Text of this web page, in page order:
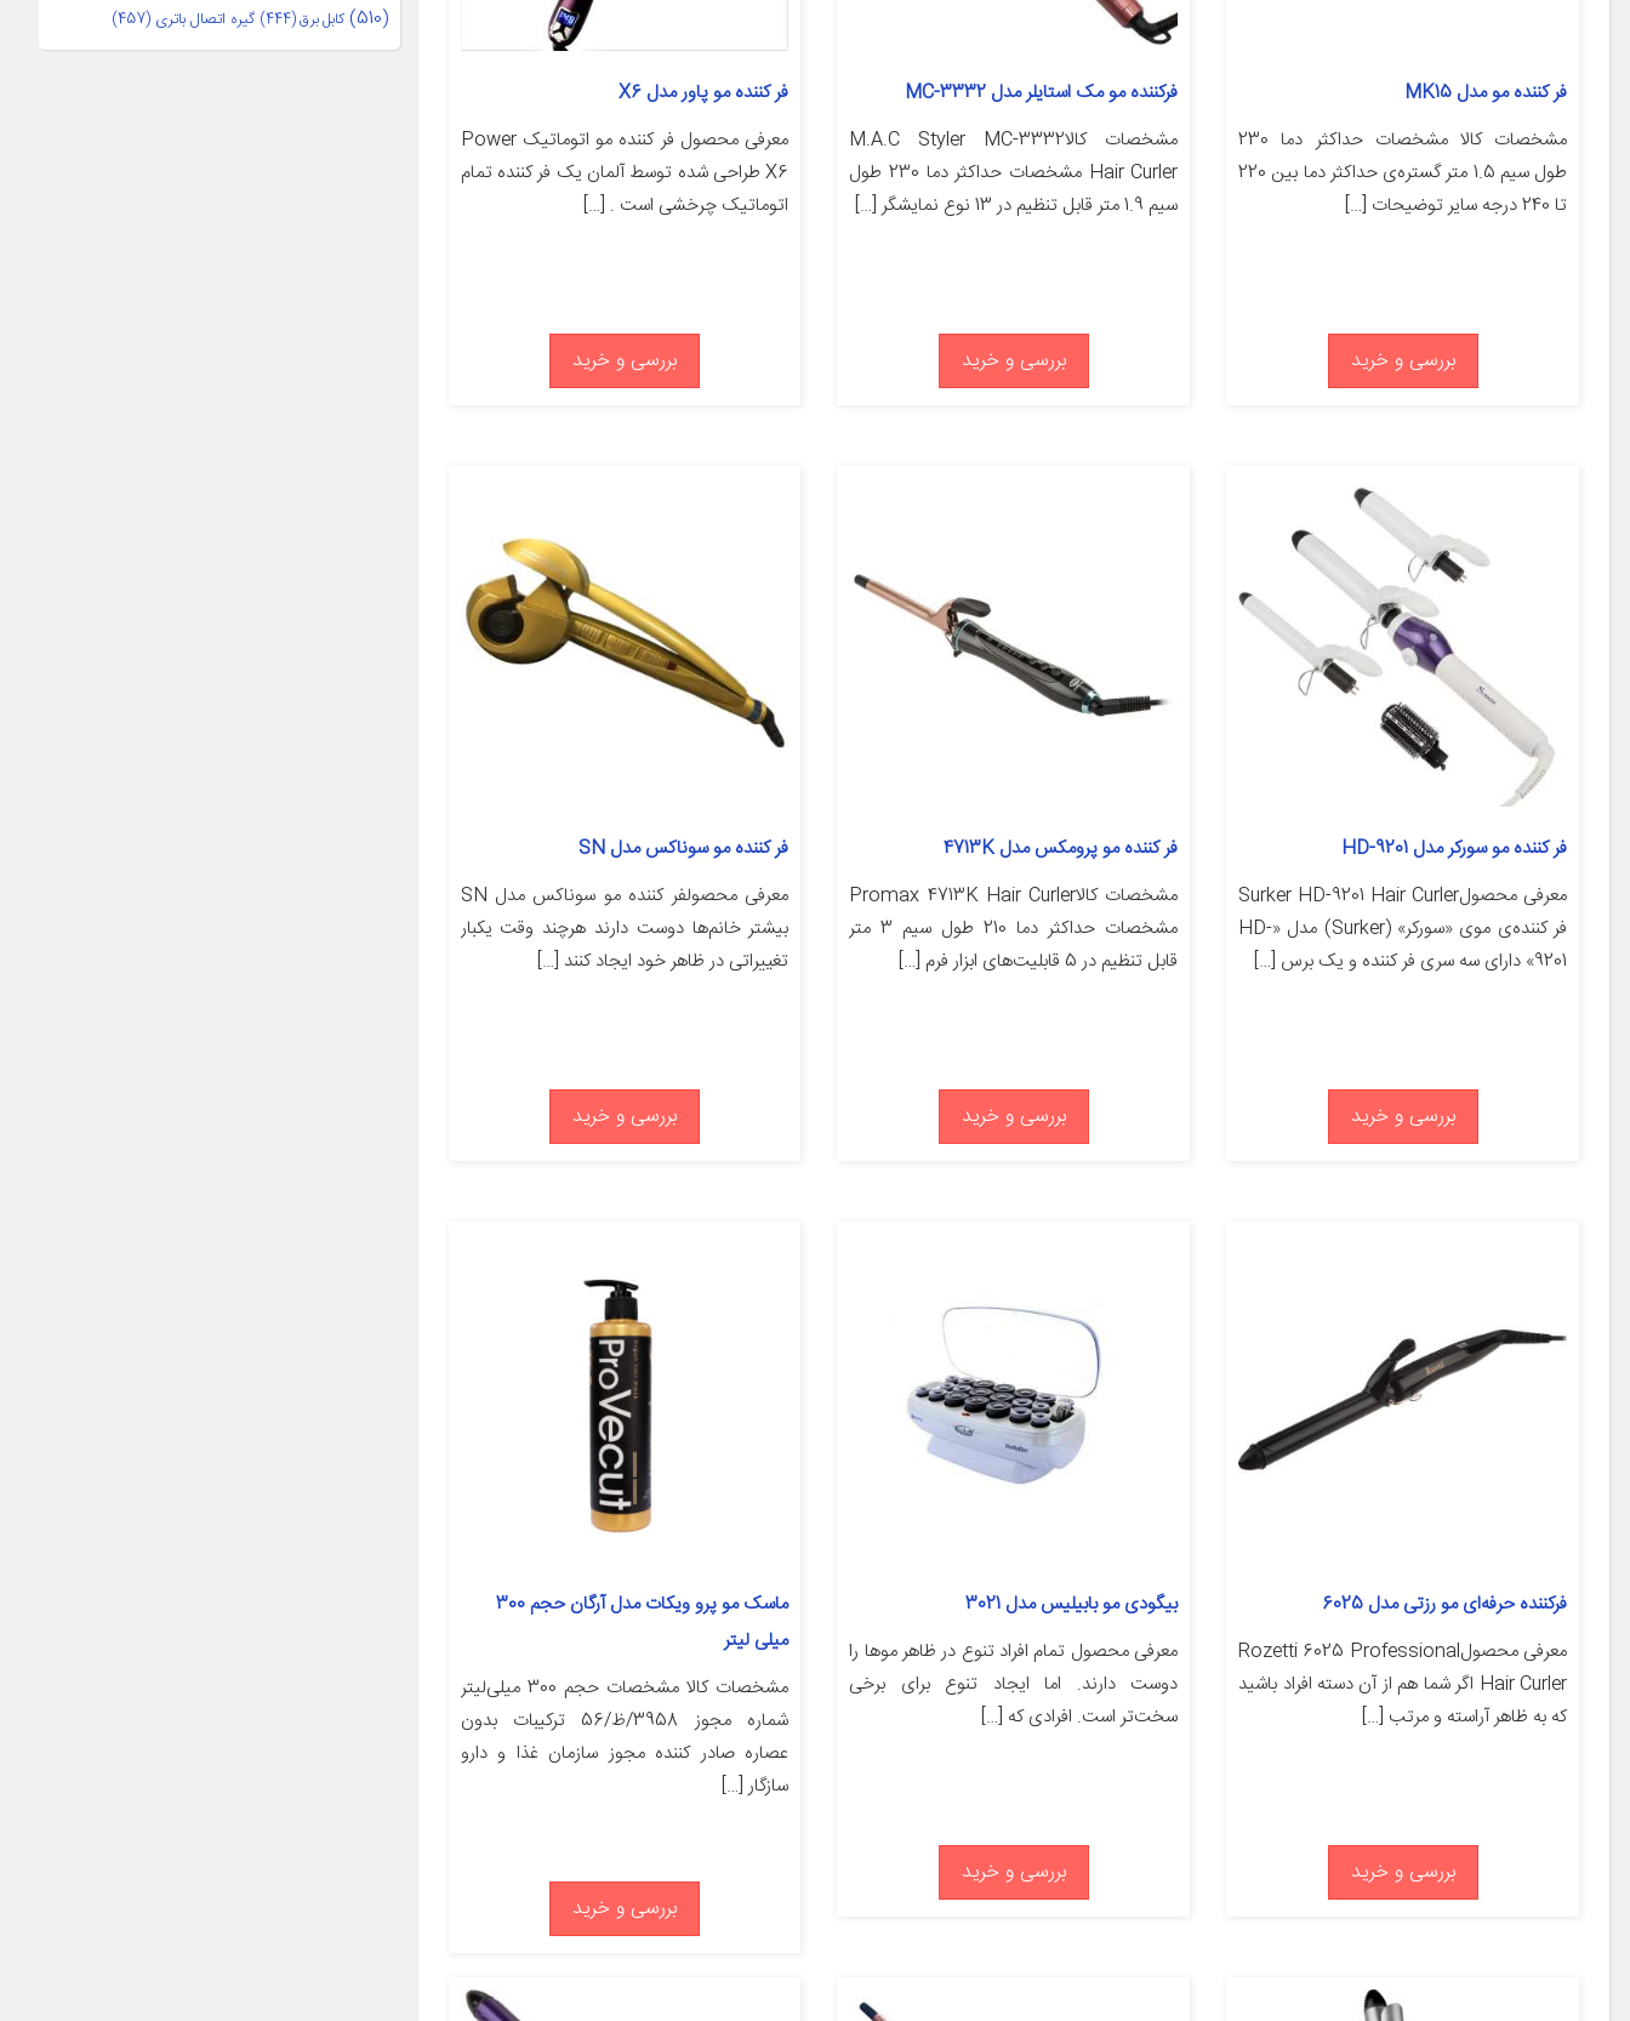
فر کننده مو مدل MK15
مشخصات کالا مشخصات حداکثر دما 230
طول سیم 1.5 متر گستره‌ی حداکثر دما بین 220
تا 240 درجه سایر توضیحات […]
بررسی و خرید
فرکننده مو مک استایلر مدل MC-3332
مشخصات کالاM.A.C Styler MC-3332
Hair Curler مشخصات حداکثر دما 230 طول
سیم 1.9 متر قابل تنظیم در 13 نوع نمایشگر […]
بررسی و خرید
فر کننده مو پاور مدل X6
معرفی محصول فر کننده مو اتوماتیک Power
X6 طراحی شده توسط آلمان یک فر کننده تمام
اتوماتیک چرخشی است . […]
بررسی و خرید
فر کننده مو سورکر مدل HD-9201
معرفی محصولSurker HD-9201 Hair Curler
فر کننده‌ی موی «سورکر» (Surker) مدل «HD-
9201» دارای سه سری فر کننده و یک برس […]
بررسی و خرید
فر کننده مو پرومکس مدل 4713K
مشخصات کالاPromax 4713K Hair Curler
مشخصات حداکثر دما 210 طول سیم 3 متر
قابل تنظیم در 5 قابلیت‌های ابزار فرم […]
بررسی و خرید
فر کننده مو سوناکس مدل SN
معرفی محصولفر کننده مو سوناکس مدل SN
بیشتر خانم‌ها دوست دارند هرچند وقت یکبار
تغییراتی در ظاهر خود ایجاد کنند […]
بررسی و خرید
فرکننده حرفه‌ای مو رزتی مدل 6025
معرفی محصولRozetti 6025 Professional
Hair Curler اگر شما هم از آن دسته افراد باشید
که به ظاهر آراسته و مرتب […]
بررسی و خرید
بیگودی مو بابیلیس مدل 3021
معرفی محصول تمام افراد تنوع در ظاهر موها را
دوست دارند. اما ایجاد تنوع برای برخی
سخت‌تر است. افرادی که […]
بررسی و خرید
ماسک مو پرو ویکات مدل آرگان حجم 300
میلی لیتر
مشخصات کالا مشخصات حجم 300 میلی‌لیتر
شماره مجوز 3958/ظ/56 ترکیبات بدون
عصاره صادر کننده مجوز سازمان غذا و دارو
سازگار […]
بررسی و خرید
(510)
کابل برق(444) گیره اتصال باتری (457)